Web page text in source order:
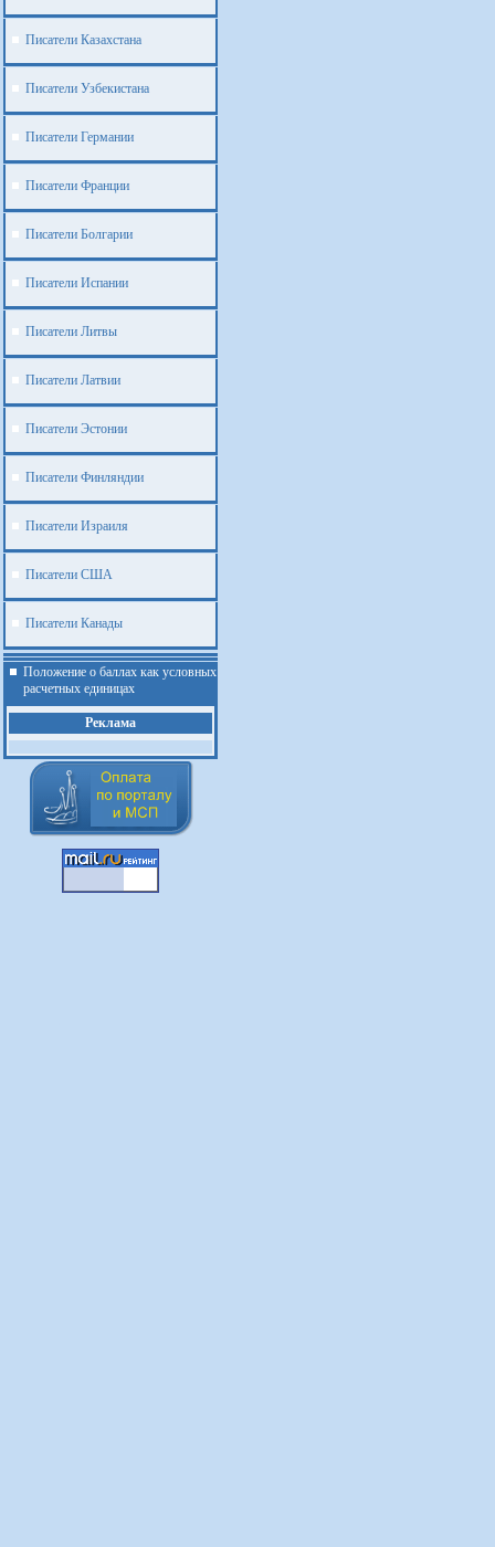
Писатели Казахстана
Писатели Узбекистана
Писатели Германии
Писатели Франции
Писатели Болгарии
Писатели Испании
Писатели Литвы
Писатели Латвии
Писатели Эстонии
Писатели Финляндии
Писатели Израиля
Писатели США
Писатели Канады
Положение о баллах как условных
расчетных единицах
Реклама